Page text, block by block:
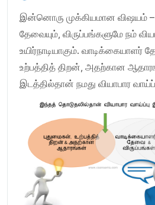
இன்னொரு முக்கியமான விஷயம் –
தேவையும், விருப்பங்களுமே நம்
உயிர்நாடியாகும். வாடிக்கையாளர்
உற்பத்தித் திறன், அதற்கான
இடத்தில்தான் நமது வியாபார